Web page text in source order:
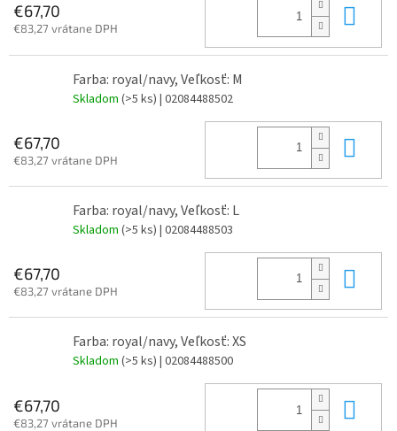
€67,70
€83,27 vrátane DPH
Farba: royal/navy, Veľkosť: M
Skladom (>5 ks) | 02084488502
€67,70
€83,27 vrátane DPH
Farba: royal/navy, Veľkosť: L
Skladom (>5 ks) | 02084488503
€67,70
€83,27 vrátane DPH
Farba: royal/navy, Veľkosť: XS
Skladom (>5 ks) | 02084488500
€67,70
€83,27 vrátane DPH